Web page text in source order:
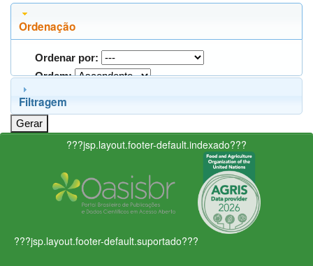
Ordenação
Ordenar por:
Ordem:
Filtragem
???jsp.layout.footer-default.indexado???
???jsp.layout.footer-default.suportado???